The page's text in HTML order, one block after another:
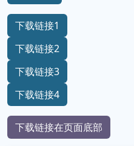
下载链接1
下载链接2
下载链接3
下载链接4
下载链接在页面底部